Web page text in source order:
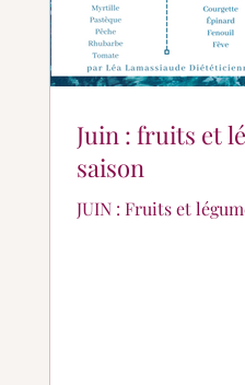
Juin : fruits et
saison
JUIN : Fruits et